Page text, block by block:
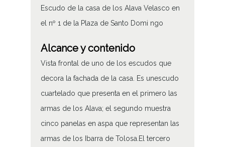
Escudo de la casa de los Alava Velasco en
el nº 1 de la Plaza de Santo Domi ngo
Alcance y contenido
Vista frontal de uno de los escudos que
decora la fachada de la casa. Es unescudo
cuartelado que presenta en el primero las
armas de los Alava; el segundo muestra
cinco panelas en aspa que representan las
armas de los Ibarra de Tolosa.El tercero